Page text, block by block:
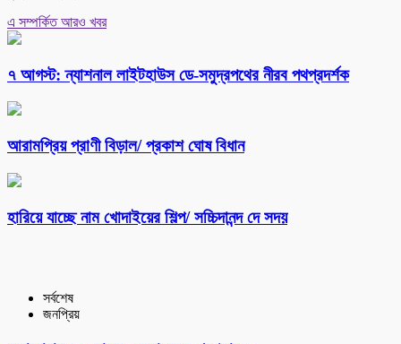
এ সম্পর্কিত আরও খবর
৭ আগস্ট: ন্যাশনাল লাইটহাউস ডে-সমুদ্রপথের নীরব পথপ্রদর্শক
আরামপ্রিয় প্রাণী বিড়াল/ প্রকাশ ঘোষ বিধান
হারিয়ে যাচ্ছে নাম খোদাইয়ের শিল্প/ সচ্চিদানন্দ দে সদয়
সর্বশেষ
জনপ্রিয়